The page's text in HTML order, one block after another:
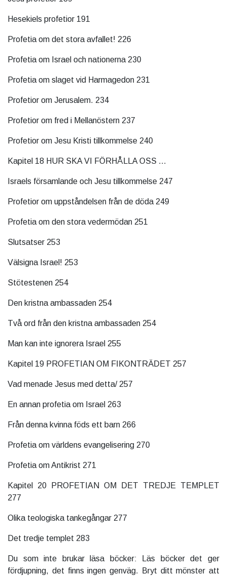
Hesekiels profetior 191
Profetia om det stora avfallet! 226
Profetia om Israel och nationerna 230
Profetia om slaget vid Harmagedon 231
Profetior om Jerusalem. 234
Profetior om fred i Mellanöstern 237
Profetior om Jesu Kristi tillkommelse 240
Kapitel 18 HUR SKA VI FÖRHÅLLA OSS ...
Israels församlande och Jesu tillkommelse 247
Profetior om uppståndelsen från de döda 249
Profetia om den stora vedermödan 251
Slutsatser 253
Välsigna Israel! 253
Stötestenen 254
Den kristna ambassaden 254
Två ord från den kristna ambassaden 254
Man kan inte ignorera Israel 255
Kapitel 19 PROFETIAN OM FIKONTRÄDET 257
Vad menade Jesus med detta/ 257
En annan profetia om Israel 263
Från denna kvinna föds ett barn 266
Profetia om världens evangelisering 270
Profetia om Antikrist 271
Kapitel 20 PROFETIAN OM DET TREDJE TEMPLET
277
Olika teologiska tankegångar 277
Det tredje templet 283
Du som inte brukar läsa böcker: Läs böcker det ger
fördjupning, det finns ingen genväg. Bryt ditt mönster att